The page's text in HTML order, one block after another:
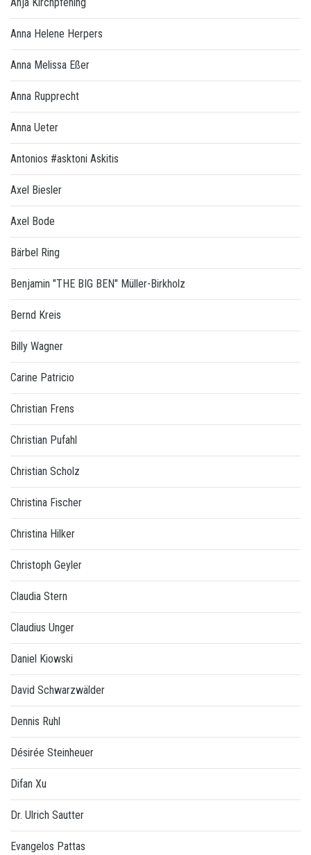
Anna Helene Herpers
Anna Melissa Eßer
Anna Rupprecht
Anna Ueter
Antonios #asktoni Askitis
Axel Biesler
Axel Bode
Bärbel Ring
Benjamin "THE BIG BEN" Müller-Birkholz
Bernd Kreis
Billy Wagner
Carine Patricio
Christian Frens
Christian Pufahl
Christian Scholz
Christina Fischer
Christina Hilker
Christoph Geyler
Claudia Stern
Claudius Unger
Daniel Kiowski
David Schwarzwälder
Dennis Ruhl
Désirée Steinheuer
Difan Xu
Dr. Ulrich Sautter
Evangelos Pattas